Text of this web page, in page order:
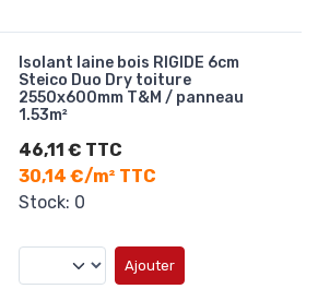
Isolant laine bois RIGIDE 6cm
Steico Duo Dry toiture
2550x600mm T&M / panneau
1.53m²
46,11 € TTC
30,14 €/m² TTC
Stock: 0
Ajouter